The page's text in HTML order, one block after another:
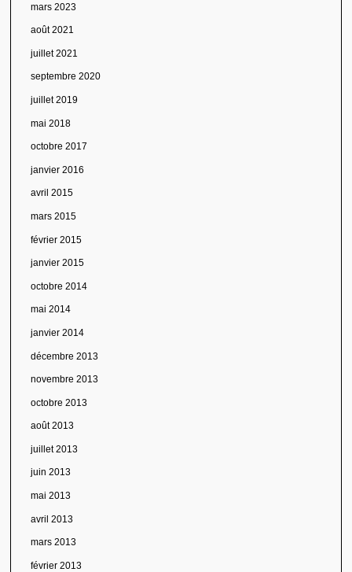
mars 2023
août 2021
juillet 2021
septembre 2020
juillet 2019
mai 2018
octobre 2017
janvier 2016
avril 2015
mars 2015
février 2015
janvier 2015
octobre 2014
mai 2014
janvier 2014
décembre 2013
novembre 2013
octobre 2013
août 2013
juillet 2013
juin 2013
mai 2013
avril 2013
mars 2013
février 2013